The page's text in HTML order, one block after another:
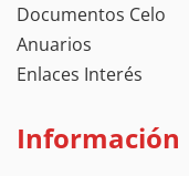
Documentos Celo
Anuarios
Enlaces Interés
Información